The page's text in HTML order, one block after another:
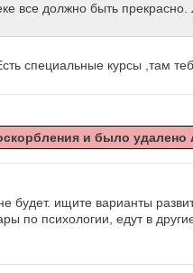
все должно быть
специальные курсы ,там
и было удалено
будет. ищите варианты
по психологии, едут в